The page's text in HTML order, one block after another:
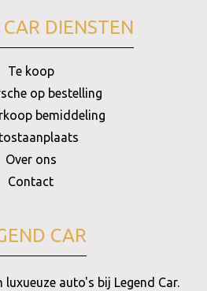
DIENSTEN
Te koop
op bestelling
bemiddeling
Over ons
Contact
CAR
luxueuze auto's bij Legend Car.